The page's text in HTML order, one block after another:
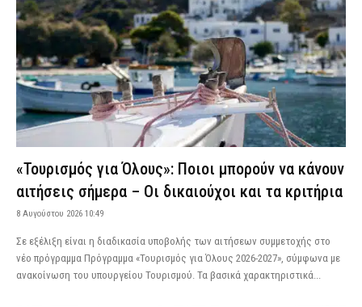
«Τουρισμός για Όλους»: Ποιοι μπορούν να κάνουν
αιτήσεις σήμερα – Οι δικαιούχοι και τα κριτήρια
8 Αυγούστου 2026 10:49
Σε εξέλιξη είναι η διαδικασία υποβολής των αιτήσεων συμμετοχής στο
νέο πρόγραμμα Πρόγραμμα «Τουρισμός για Όλους 2026-2027», σύμφωνα με
ανακοίνωση του υπουργείου Τουρισμού. Τα βασικά χαρακτηριστικά...